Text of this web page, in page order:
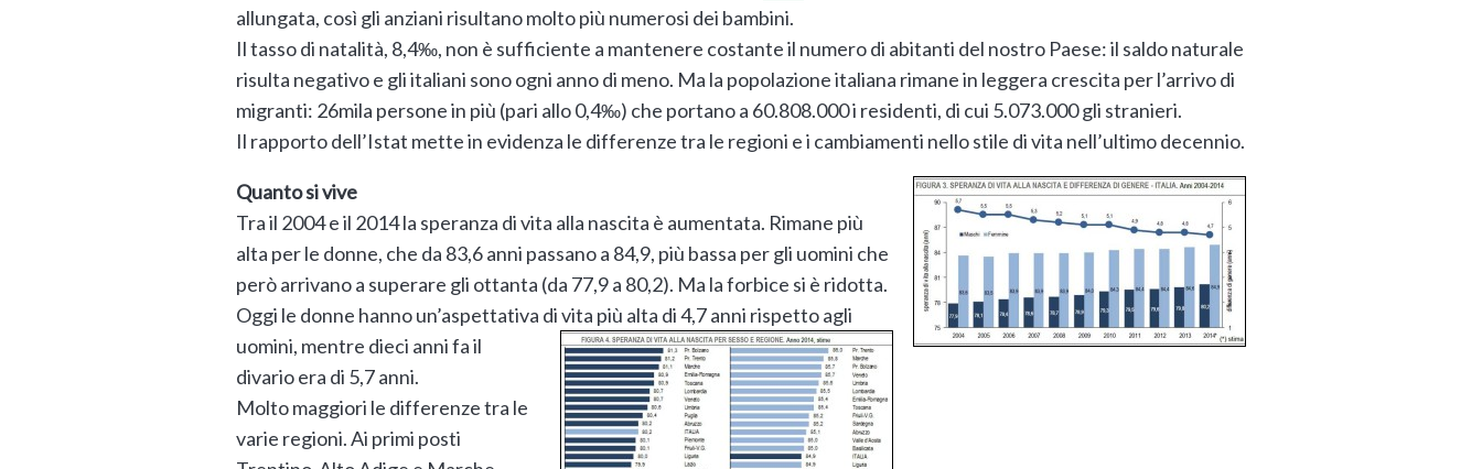
allungata, così gli anziani risultano molto più numerosi dei bambini.
Il tasso di natalità, 8,4‰, non è sufficiente a mantenere costante il numero di abitanti del nostro Paese: il saldo naturale
risulta negativo e gli italiani sono ogni anno di meno. Ma la popolazione italiana rimane in leggera crescita per l’arrivo di
migranti: 26mila persone in più (pari allo 0,4‰) che portano a 60.808.000 i residenti, di cui 5.073.000 gli stranieri.
Il rapporto dell’Istat mette in evidenza le differenze tra le regioni e i cambiamenti nello stile di vita nell’ultimo decennio.
Quanto si vive
Tra il 2004 e il 2014 la speranza di vita alla nascita è aumentata. Rimane più
alta per le donne, che da 83,6 anni passano a 84,9, più bassa per gli uomini che
però arrivano a superare gli ottanta (da 77,9 a 80,2). Ma la forbice si è ridotta.
Oggi le donne hanno un’aspettativa di vita più alta di 4,7 anni rispetto agli
uomini, mentre dieci anni fa il
divario era di 5,7 anni.
Molto maggiori le differenze tra le
varie regioni. Ai primi posti